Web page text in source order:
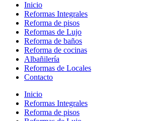
Inicio
Reformas Integrales
Reforma de pisos
Reformas de Lujo
Reforma de baños
Reforma de cocinas
Albañilería
Reformas de Locales
Contacto
Inicio
Reformas Integrales
Reforma de pisos